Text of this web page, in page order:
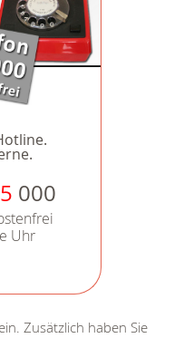
000
Uhr
Zusätzlich haben Sie